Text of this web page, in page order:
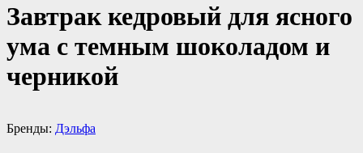
Завтрак кедровый для ясного
ума с темным шоколадом и
черникой
Бренды: Дэльфа